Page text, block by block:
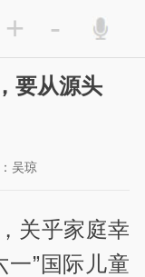
+ -
要从源头
吴琼
关乎家庭幸
一”国际儿童